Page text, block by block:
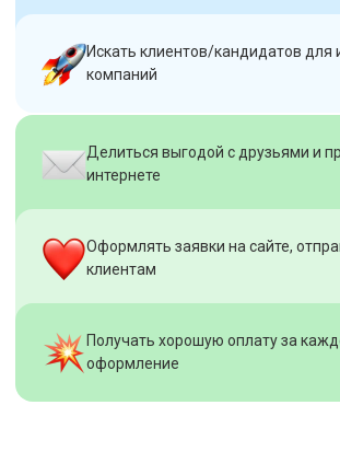
Искать клиентов/кандидатов для
компаний
Делиться выгодой с друзьями и
интернете
Оформлять заявки на сайте,
клиентам
Получать хорошую оплату за
оформление